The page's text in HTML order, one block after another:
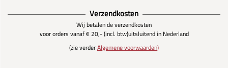
Verzendkosten
Wij betalen de verzendkosten
voor orders vanaf € 20,- (incl. btw)uitsluitend in Nederland
(zie verderAlgemene voorwaarden)